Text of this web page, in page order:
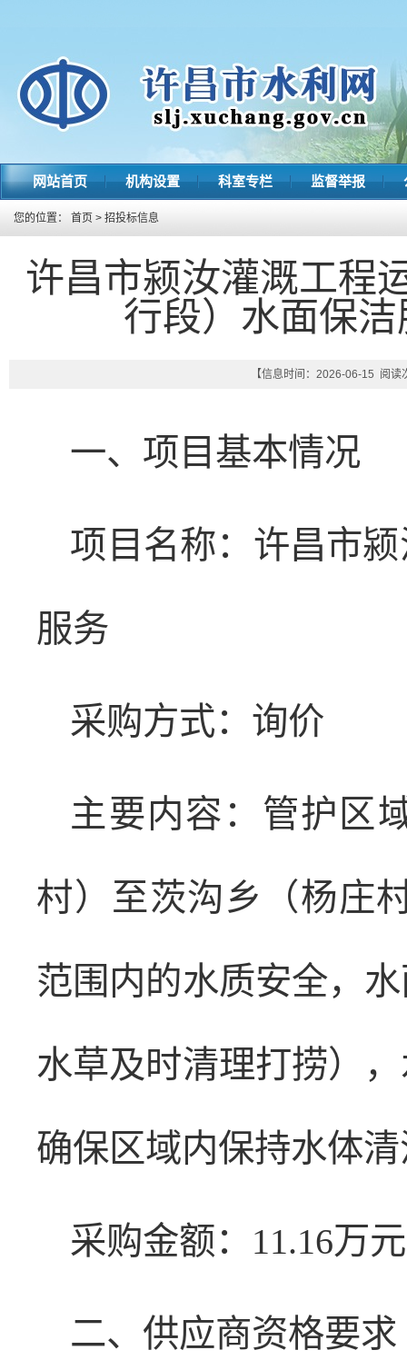
网站首页 机构设置 科室专栏 监督举报
您的位置： 首页 > 招投标信息
许昌市颍汝灌溉工程
行段）水面保
【信息时间：2026-06-15 阅读
一、项目基本情况
项目名称：许昌市
服务
采购方式：询价
主要内容：管护区
村）至茨沟乡（杨庄
范围内的水质安全，
水草及时清理打捞）
确保区域内保持水体
采购金额：11.16万
二、供应商资格要求